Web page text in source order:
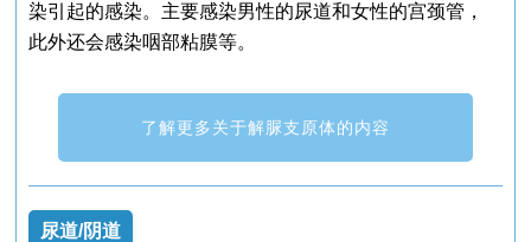
染引起的感染。主要感染男性的尿道和女性的宫颈管，
此外还会感染咽部粘膜等。
了解更多关于解脲支原体的内容
尿道/阴道